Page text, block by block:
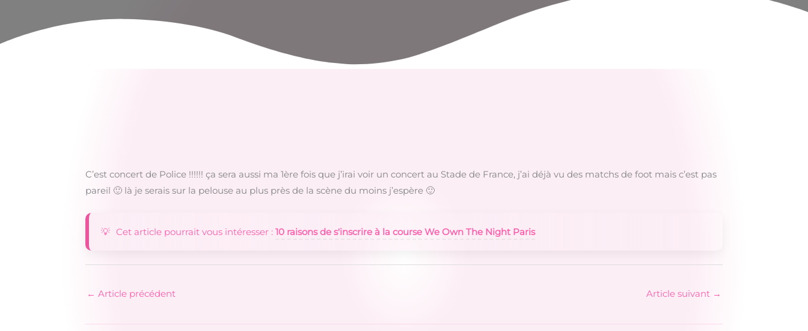
C’est concert de Police !!!!!! ça sera aussi ma 1ère fois que j’irai voir un concert au Stade de France, j’ai déjà vu des matchs de foot mais c’est pas
pareil 🙂 là je serais sur la pelouse au plus près de la scène du moins j’espère 🙂
Cet article pourrait vous intéresser : 10 raisons de s'inscrire à la course We Own The Night Paris
← Article précédent Article suivant →